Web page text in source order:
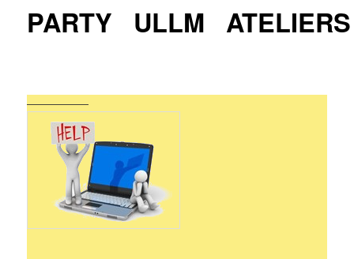
PARTY ULLM ATELIERS
——————